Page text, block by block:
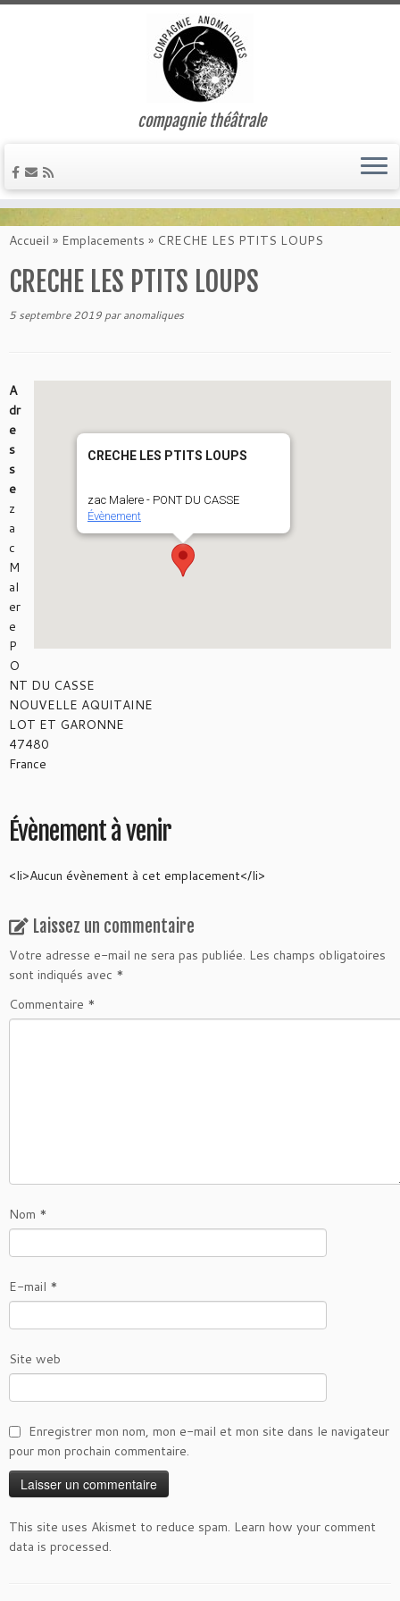
au
compagnie théâtrale
Accueil » Emplacements » CRECHE LES PTITS LOUPS
CRECHE LES PTITS LOUPS
5 septembre 2019 paranomaliques
CRECHE LES PTITS LOUPS
zac Malere - PONT DU CASSE
Évènement
A
dr
e
s
s
e
z
a
c
M
al
er
e
P
O
NT DU CASSE
NOUVELLE AQUITAINE
LOT ET GARONNE
47480
France
Évènement à venir
<li>Aucun évènement à cet emplacement</li>
Laissez un commentaire
Votre adresse e-mail ne sera pas publiée. Les champs obligatoires
sont indiqués avec *
Commentaire *
Nom *
E-mail *
Site web
Enregistrer mon nom, mon e-mail et mon site dans le navigateur
pour mon prochain commentaire.
This site uses Akismet to reduce spam. Learn how your comment
data is processed.